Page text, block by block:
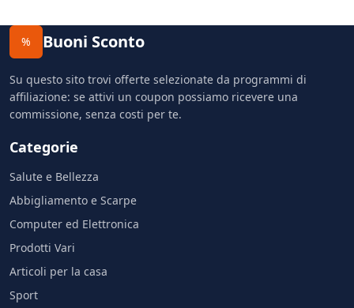
% Buoni Sconto
Su questo sito trovi offerte selezionate da programmi di
affiliazione: se attivi un coupon possiamo ricevere una
commissione, senza costi per te.
Categorie
Salute e Bellezza
Abbigliamento e Scarpe
Computer ed Elettronica
Prodotti Vari
Articoli per la casa
Sport